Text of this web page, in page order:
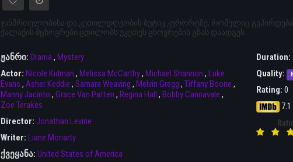
ჯანმრთელობისა და კეთილდღეობის ბუტიკ კურორტზე, რომელიც გვპირდება
ქალაქის მცხოვრები ცდილობს უკეთეს ცხოვრების გზას დაადგეს
ჟანრი: Drama, Mystery
Actor: Nicole Kidman , Melissa McCarthy, Michael Shannon , Luke
Evans , Asher Keddie , Samara Weaving , Melvin Gregg , Tiffany Boone ,
Manny Jacinto , Grace Van Patten , Regina Hall , Bobby Cannavale ,
Zoe Terakes
Director: Jonathan Levine
Writer: Liane Moriarty
ქვეყანა: United States of America
Duration:
Quality:
Rating: 0
7.1